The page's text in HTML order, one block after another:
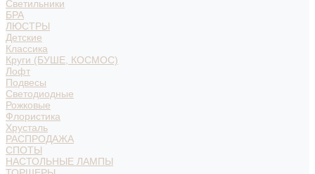
Светильники
БРА
ЛЮСТРЫ
Детские
Классика
Круги (БУШЕ, КОСМОС)
Лофт
Подвесы
Светодиодные
Рожковые
Флористика
Хрусталь
РАСПРОДАЖА
СПОТЫ
НАСТОЛЬНЫЕ ЛАМПЫ